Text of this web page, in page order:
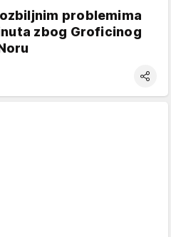
problemima
zbog Groficinog